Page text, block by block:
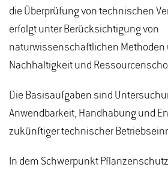
die Überprüfung von technischen
erfolgt unter Berücksichtigung von
naturwissenschaftlichen Methoden
Nachhaltigkeit und
Die Basisaufgaben sind
Anwendbarkeit, Handhabung und
zukünftiger technischer
In dem Schwerpunkt